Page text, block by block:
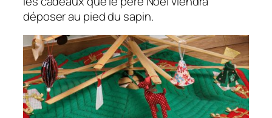
déposer au pied du sapin.